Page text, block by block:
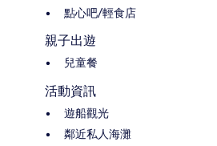
點心吧/輕食店
親子出遊
兒童餐
活動資訊
遊船觀光
鄰近私人海灘